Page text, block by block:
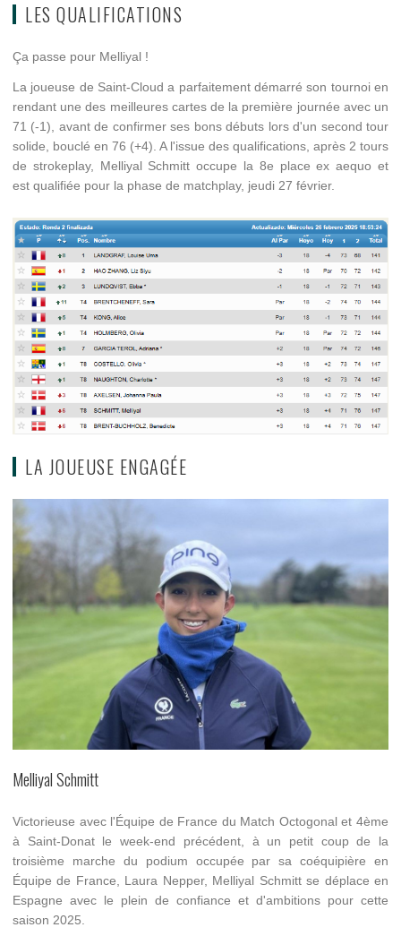
LES QUALIFICATIONS
Ça passe pour Melliyal !
La joueuse de Saint-Cloud a parfaitement démarré son tournoi en
rendant une des meilleures cartes de la première journée avec un
71 (-1), avant de confirmer ses bons débuts lors d'un second tour
solide, bouclé en 76 (+4). A l'issue des qualifications, après 2 tours
de strokeplay, Melliyal Schmitt occupe la 8e place ex aequo et
est qualifiée pour la phase de matchplay, jeudi 27 février.
LA JOUEUSE ENGAGÉE
Melliyal Schmitt
Victorieuse avec l'Équipe de France du Match Octogonal et 4ème
à Saint-Donat le week-end précédent, à un petit coup de la
troisième marche du podium occupée par sa coéquipière en
Équipe de France, Laura Nepper, Melliyal Schmitt se déplace en
Espagne avec le plein de confiance et d'ambitions pour cette
saison 2025.